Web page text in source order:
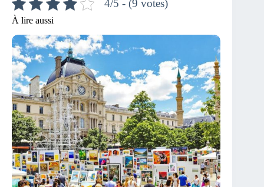
4/5 - (9 votes)
À lire aussi